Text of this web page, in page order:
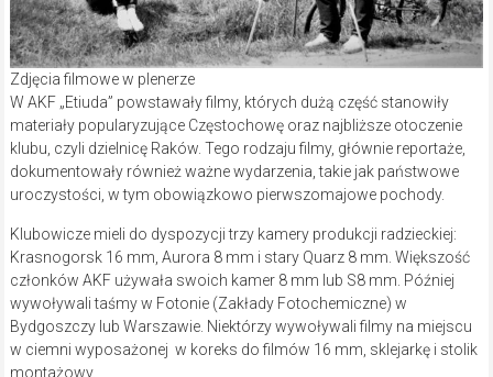
Zdjęcia filmowe w plenerze
W AKF „Etiuda” powstawały filmy, których dużą część stanowiły
materiały popularyzujące Częstochowę oraz najbliższe otoczenie
klubu, czyli dzielnicę Raków. Tego rodzaju filmy, głównie reportaże,
dokumentowały również ważne wydarzenia, takie jak państwowe
uroczystości, w tym obowiązkowo pierwszomajowe pochody.
Klubowicze mieli do dyspozycji trzy kamery produkcji radzieckiej:
Krasnogorsk 16 mm, Aurora 8 mm i stary Quarz 8 mm. Większość
członków AKF używała swoich kamer 8 mm lub S8 mm. Później
wywoływali taśmy w Fotonie (Zakłady Fotochemiczne) w
Bydgoszczy lub Warszawie. Niektórzy wywoływali filmy na miejscu
w ciemni wyposażonej w koreks do filmów 16 mm, sklejarkę i stolik
montażowy.